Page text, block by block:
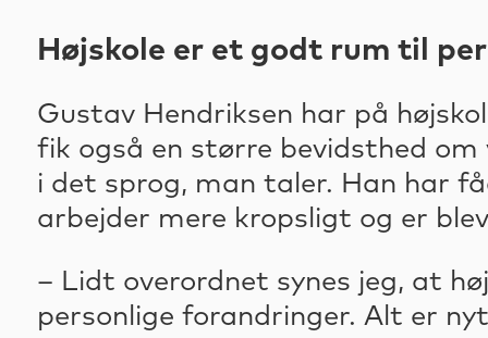
Højskole er et godt rum til
Gustav Hendriksen har på
fik også en større bevidsthed
i det sprog, man taler. Han har
arbejder mere kropsligt og er
– Lidt overordnet synes jeg, at
personlige forandringer. Alt er